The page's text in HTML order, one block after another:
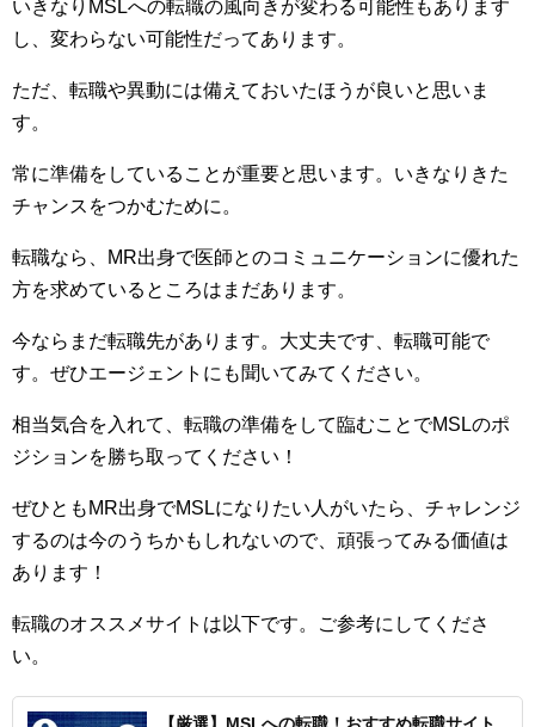
いきなりMSLへの転職の風向きが変わる可能性もあります
し、変わらない可能性だってあります。
ただ、転職や異動には備えておいたほうが良いと思いま
す。
常に準備をしていることが重要と思います。いきなりきた
チャンスをつかむために。
転職なら、MR出身で医師とのコミュニケーションに優れた
方を求めているところはまだあります。
今ならまだ転職先があります。大丈夫です、転職可能で
す。ぜひエージェントにも聞いてみてください。
相当気合を入れて、転職の準備をして臨むことでMSLのポ
ジションを勝ち取ってください！
ぜひともMR出身でMSLになりたい人がいたら、チャレンジ
するのは今のうちかもしれないので、頑張ってみる価値は
あります！
転職のオススメサイトは以下です。ご参考にしてくださ
い。